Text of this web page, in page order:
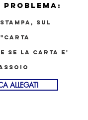
SUL
SE LA CARTA E'
PROBLEMA:
ALLEGATI